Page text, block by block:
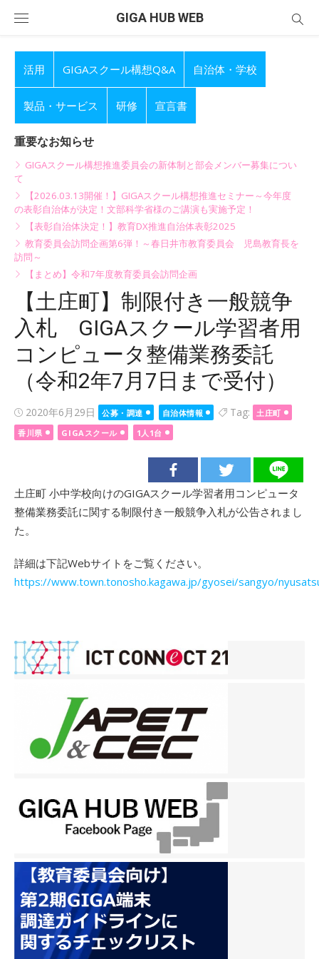
GIGA HUB WEB
活用 GIGAスクール構想Q&A 自治体・学校
製品・サービス 研修 宣言書
重要なお知らせ
GIGAスクール構想推進委員会の新体制と部会メンバー募集につい
て
【2026.03.13開催！】GIGAスクール構想推進セミナー～今年度
の表彰自治体が決定！文部科学省様のご講演も実施予定！
【表彰自治体決定！】教育DX推進自治体表彰2025
教育委員会訪問企画第6弾！～春日井市教育委員会 児島教育長を
訪問～
【まとめ】令和7年度教育委員会訪問企画
【土庄町】制限付き一般競争
入札 GIGAスクール学習者用
コンピュータ整備業務委託
（令和2年7月7日まで受付）
Posted
on
2020年6月29日 公募・調達 自治体情報 Tag:
土庄町
香川県
GIGAスクール 1人1台
土庄町 小中学校向けのGIGAスクール学習者用コンピュータ
整備業務委託に関する制限付き一般競争入札が公告されまし
た。
詳細は下記Webサイトをご覧ください。
https://www.town.tonosho.kagawa.jp/gyosei/sangyo/